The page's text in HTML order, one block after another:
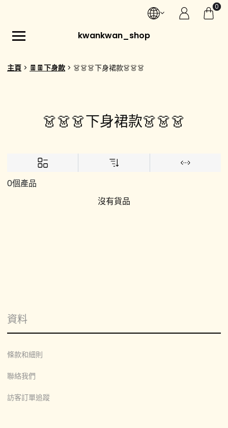
0
kwankwan_shop
主頁 👖👖下身款 👗👗👗下身裙款👗👗👗
👗👗👗下身裙款👗👗👗
0個產品
沒有貨品
資料
條款和細則
聯絡我們
訪客訂單追蹤